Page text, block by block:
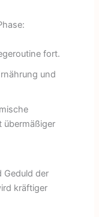
fort.
und
übermäßiger
Geduld der
kräftiger